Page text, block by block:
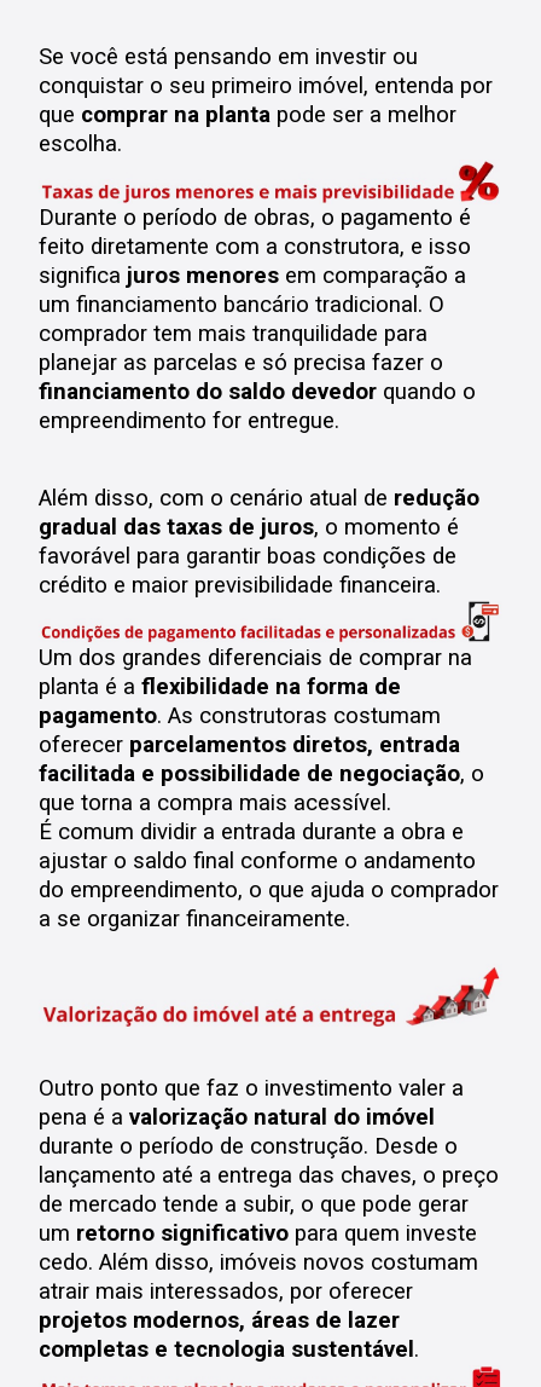
Se você está pensando em investir ou
conquistar o seu primeiro imóvel, entenda por
que comprar na planta pode ser a melhor
escolha.
Durante o período de obras, o pagamento é
feito diretamente com a construtora, e isso
significa juros menores em comparação a
um financiamento bancário tradicional. O
comprador tem mais tranquilidade para
planejar as parcelas e só precisa fazer o
financiamento do saldo devedor quando o
empreendimento for entregue.
Além disso, com o cenário atual de redução
gradual das taxas de juros, o momento é
favorável para garantir boas condições de
crédito e maior previsibilidade financeira.
Um dos grandes diferenciais de comprar na
planta é a flexibilidade na forma de
pagamento. As construtoras costumam
oferecer parcelamentos diretos, entrada
facilitada e possibilidade de negociação, o
que torna a compra mais acessível.
É comum dividir a entrada durante a obra e
ajustar o saldo final conforme o andamento
do empreendimento, o que ajuda o comprador
a se organizar financeiramente.
Outro ponto que faz o investimento valer a
pena é a valorização natural do imóvel
durante o período de construção. Desde o
lançamento até a entrega das chaves, o preço
de mercado tende a subir, o que pode gerar
um retorno significativo para quem investe
cedo. Além disso, imóveis novos costumam
atrair mais interessados, por oferecer
projetos modernos, áreas de lazer
completas e tecnologia sustentável.